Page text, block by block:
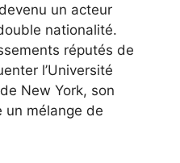
un acteur
nationalité.
réputés de
l’Université
New York, son
un mélange de